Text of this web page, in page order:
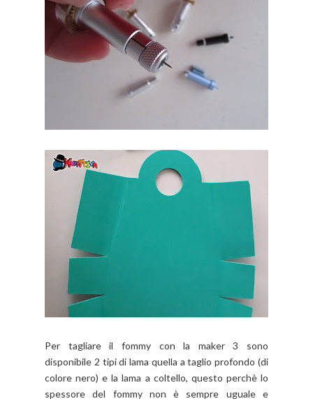
Per tagliare il fommy con la maker 3 sono
disponibile 2 tipi di lama quella a taglio profondo (di
colore nero) e la lama a coltello, questo perchè lo
spessore del fommy non è sempre uguale e